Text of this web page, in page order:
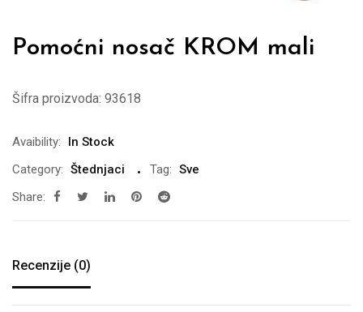
Pomoćni nosač KROM mali
Šifra proizvoda: 93618
Avaibility:
In Stock
Category: Štednjaci Tag: Sve
Share:
Recenzije (0)